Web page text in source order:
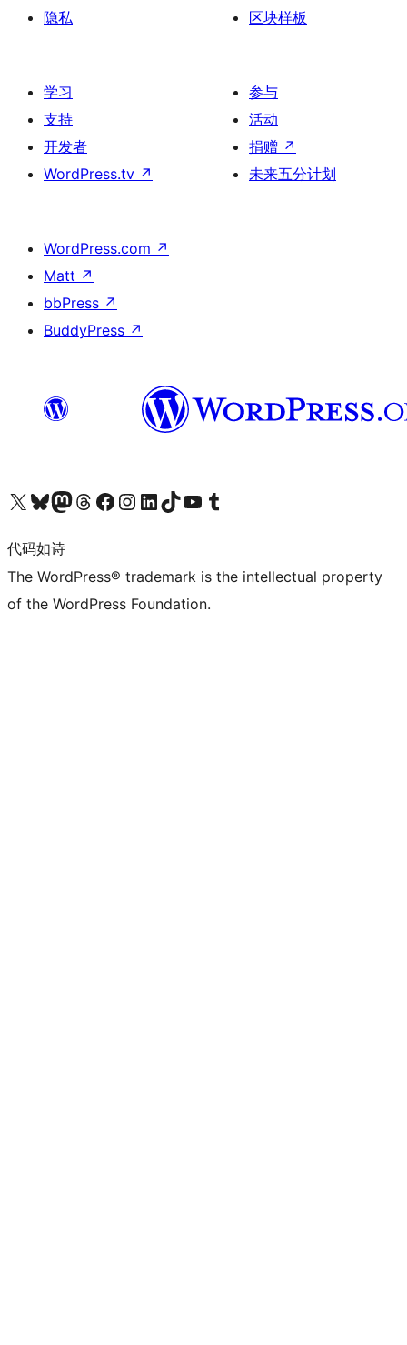
隐私
区块样板
学习
支持
开发者
WordPress.tv ↗
参与
活动
捐赠 ↗
未来五分计划
WordPress.com ↗
Matt ↗
bbPress ↗
BuddyPress ↗
关注我们的 X（原 Twitter）账号访问我们的 Bluesky 账号关注我们的 Mastodon 账号访问我们的 Threads 账号 访问我们的 Facebook 公共主页关注我们的 Instagram 账号 关注我们的 LinkedIn 主页访问我们的 TikTok 账号访问我们的 YouTube 频道 访问我们的 Tumblr 账号
代码如诗
The WordPress® trademark is the intellectual property
of the WordPress Foundation.